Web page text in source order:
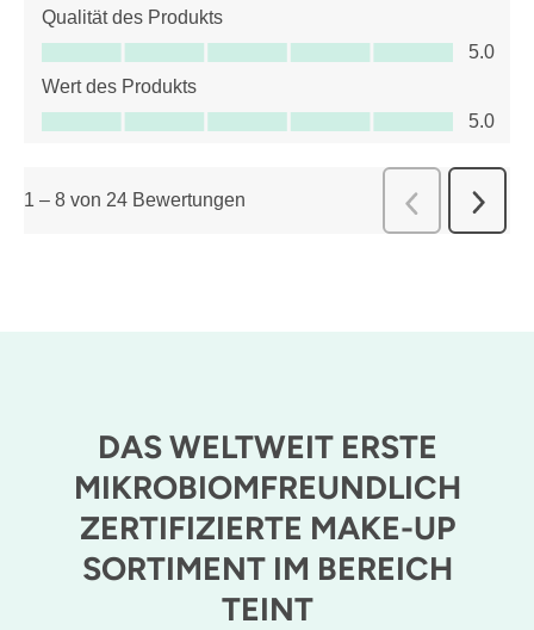
Qualität des Produkts
Qualität des Produkts, 5.0 von 5
5.0
Wert des Produkts
Wert des Produkts, 5.0 von 5
5.0
1 – 8 von 24 Bewertungen Zurück
Weiter
DAS WELTWEIT ERSTE
MIKROBIOMFREUNDLICH
ZERTIFIZIERTE MAKE-UP
SORTIMENT IM BEREICH
TEINT